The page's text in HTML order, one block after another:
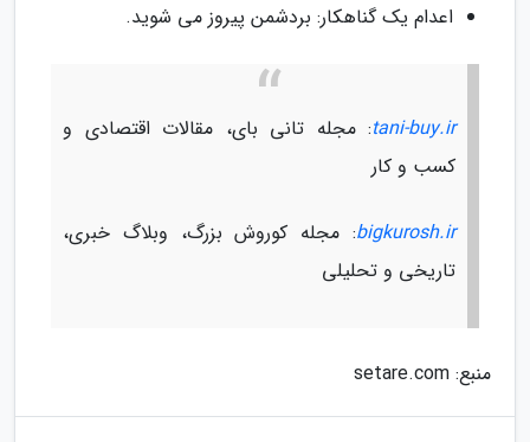
اعدام یک گناهکار: بردشمن پیروز می شوید.
tani-buy.ir: مجله تانی بای، مقالات اقتصادی و
کسب و کار
bigkurosh.ir: مجله کوروش بزرگ، وبلاگ خبری،
تاریخی و تحلیلی
منبع: setare.com